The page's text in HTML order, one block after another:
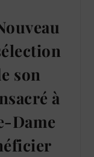
son
à
Dame